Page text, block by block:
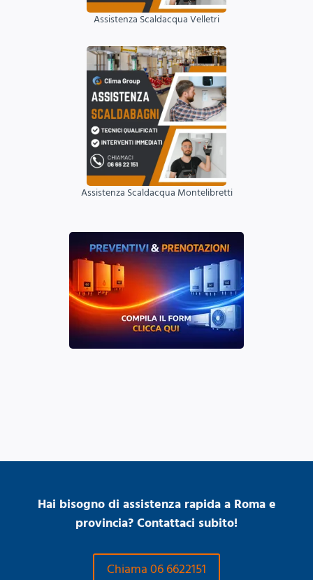
Assistenza Scaldacqua Velletri
Assistenza Scaldacqua Montelibretti
Hai bisogno di assistenza rapida a Roma e
provincia? Contattaci subito!
Chiama 06 6622151